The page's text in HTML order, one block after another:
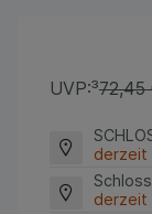
UVP:³72,45
derzeit
derzeit